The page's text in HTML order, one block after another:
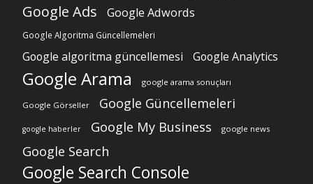
Google Ads Google Adwords
Google Algoritma Güncellemeleri
Google algoritma güncellemesi Google Analytics
Google Arama google arama sonuçları
Google Görseller Google Güncellemeleri
google haberler Google My Business google news
Google Search
Google Search Console